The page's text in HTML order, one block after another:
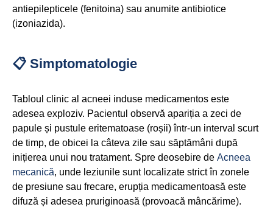
antiepilepticele (fenitoina) sau anumite antibiotice
(izoniazida).
📋 Simptomatologie
Tabloul clinic al acneei induse medicamentos este
adesea exploziv. Pacientul observă apariția a zeci de
papule și pustule eritematoase (roșii) într-un interval scurt
de timp, de obicei la câteva zile sau săptămâni după
inițierea unui nou tratament. Spre deosebire de Acneea
mecanică, unde leziunile sunt localizate strict în zonele
de presiune sau frecare, erupția medicamentoasă este
difuză și adesea pruriginoasă (provoacă mâncărime).